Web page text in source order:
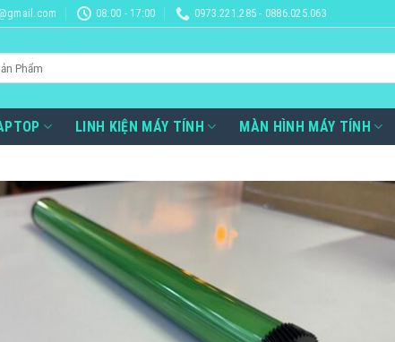
08:00 - 17:00 0973.221.285 - 0886.025.063
LINH KIỆN MÁY TÍNH MÀN HÌNH MÁY TÍNH